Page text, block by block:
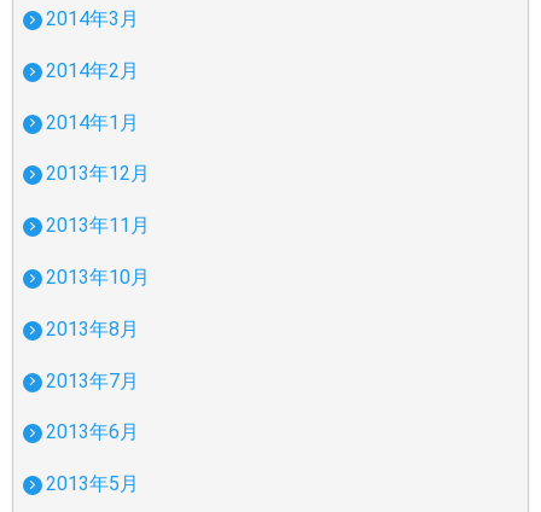
2014年3月
2014年2月
2014年1月
2013年12月
2013年11月
2013年10月
2013年8月
2013年7月
2013年6月
2013年5月